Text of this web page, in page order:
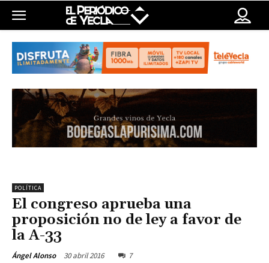
POLÍTICA
El congreso aprueba una
proposición no de ley a favor de
la A-33
Ángel Alonso 30 abril 2016 7